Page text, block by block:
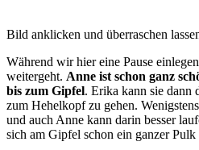
Bild anklicken und überraschen
Während wir hier eine Pause
weitergeht. Anne ist schon ganz
bis zum Gipfel. Erika kann sie dann
zum Hehelkopf zu gehen.
und auch Anne kann darin besser
sich am Gipfel schon ein ganzer Pulk